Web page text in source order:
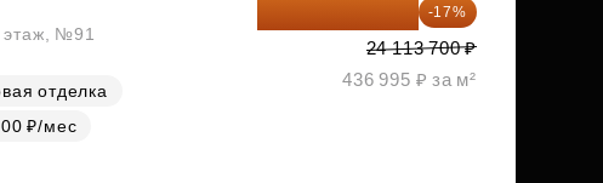
этаж, №91
отделка
₽/мес
-17%
24 113 700 ₽
436 995 ₽ за м²